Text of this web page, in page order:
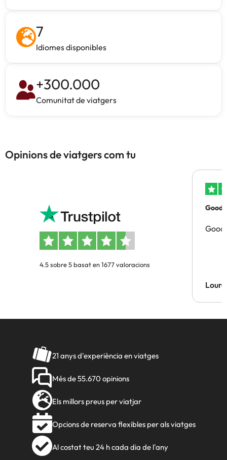
7
Idiomes disponibles
+300.000
Comunitat de viatgers
Opinions de viatgers com tu
4.5 sobre 5 basat en 1677 valoracions
Good
Good
21 anys d'experiència en viatges
Més de 55.670 opinions
Els millors preus per viatjar
Opcions de reserva flexibles per als viatges
Al costat teu 24 h cada dia de l'any